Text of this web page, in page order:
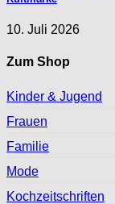
10. Juli 2026
Zum Shop
Kinder & Jugend
Frauen
Familie
Mode
Kochzeitschriften